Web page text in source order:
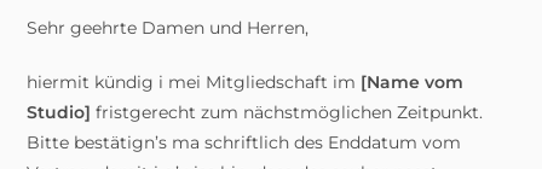
Sehr geehrte Damen und Herren,
hiermit kündig i mei Mitgliedschaft im [Name vom
Studio] fristgerecht zum nächstmöglichen Zeitpunkt.
Bitte bestätign’s ma schriftlich des Enddatum vom